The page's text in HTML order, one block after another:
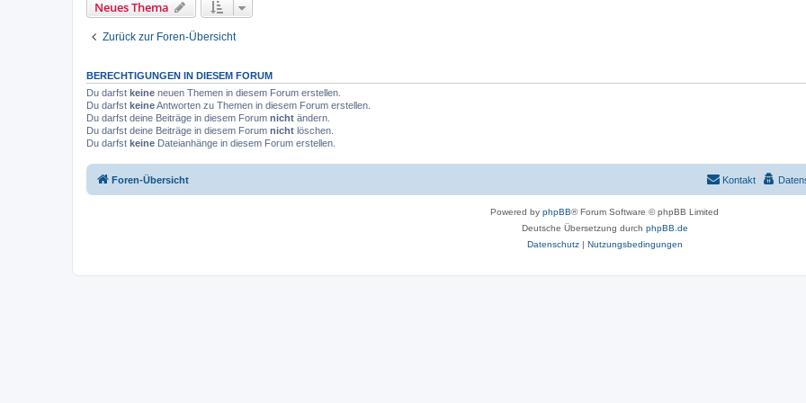
r
Neues Thema
Zurück zur Foren-Übersicht
BERECHTIGUNGEN IN DIESEM FORUM
Du darfst keine neuen Themen in diesem Forum erstellen.
Du darfst keineAntworten zu Themen in diesem Forum erstellen.
Du darfst deine Beiträge in diesem Forum nicht ändern.
Du darfst deine Beiträge in diesem Forum nicht löschen.
Du darfst keine Dateianhänge in diesem Forum erstellen.
Foren-Übersicht Kontakt
Powered by phpBB® Forum Software © phpBB Limited
Deutsche Übersetzung durch phpBB.de
Datenschutz| Nutzungsbedingungen